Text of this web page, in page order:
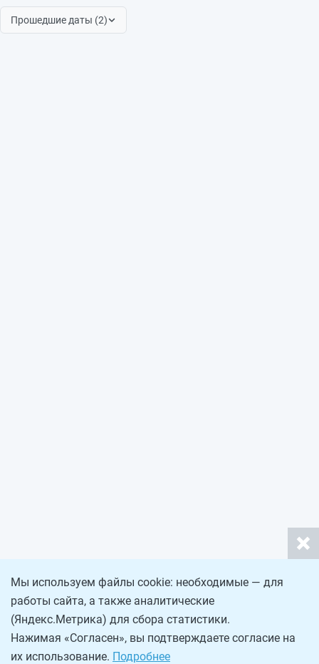
Прошедшие даты (2)
Мы используем файлы cookie: необходимые — для
работы сайта, а также аналитические
(Яндекс.Метрика) для сбора статистики.
Нажимая «Согласен», вы подтверждаете согласие на
их использование. Подробнее